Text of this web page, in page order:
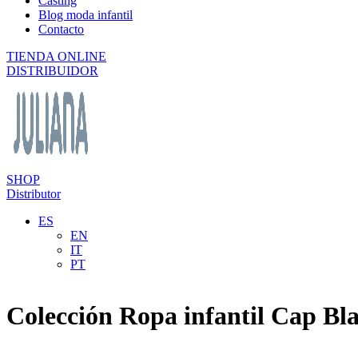
Blog moda infantil
Contacto
TIENDA ONLINE
DISTRIBUIDOR
SHOP
Distributor
ES
EN
IT
PT
Colección Ropa infantil Cap